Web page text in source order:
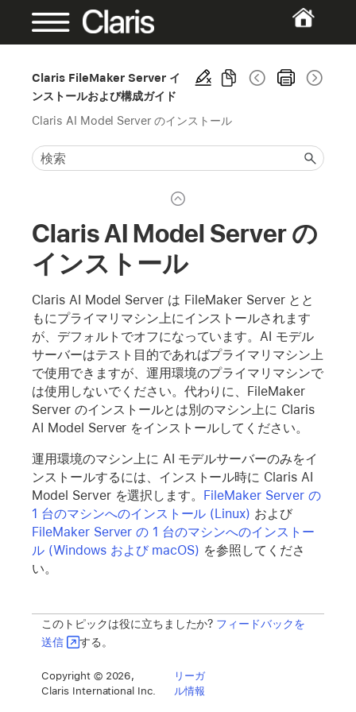
Claris FileMaker Server イ
ンストールおよび構成ガイド
Claris AI Model Server のインストール
Claris AI Model Server の
インストール
Claris AI Model Server は FileMaker Server とと
もにプライマリマシン上にインストールされます
が、デフォルトでオフになっています。AI モデル
サーバーはテスト目的であればプライマリマシン上
で使用できますが、運用環境のプライマリマシンで
は使用しないでください。代わりに、FileMaker
Server のインストールとは別のマシン上に Claris
AI Model Server をインストールしてください。
運用環境のマシン上に AI モデルサーバーのみをイ
ンストールするには、インストール時に Claris AI
Model Server を選択します。 FileMaker Server の
1 台のマシンへのインストール (Linux) および
FileMaker Server の 1 台のマシンへのインストー
ル (Windows および macOS) を参照してくださ
い。
このトピックは役に立ちましたか? フィードバックを
送信
する。
Copyright © 2026,
Claris International Inc.
リーガ
ル情報